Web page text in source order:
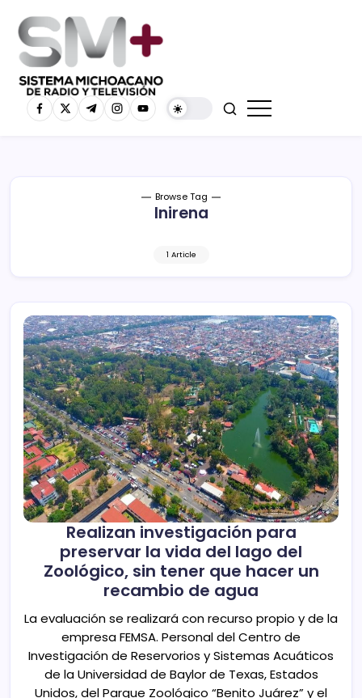
Browse Tag
Inirena
1 Article
Realizan investigación para
preservar la vida del lago del
Zoológico, sin tener que hacer un
recambio de agua
La evaluación se realizará con recurso propio y de la
empresa FEMSA. Personal del Centro de
Investigación de Reservorios y Sistemas Acuáticos
de la Universidad de Baylor de Texas, Estados
Unidos, del Parque Zoológico “Benito Juárez” y el